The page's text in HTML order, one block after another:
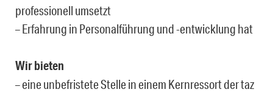
professionell umsetzt
– Erfahrung in Personalführung und -entwicklung hat
Wir bieten
– eine unbefristete Stelle in einem Kernressort der taz